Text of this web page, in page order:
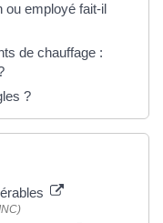
ou employé fait-il
de chauffage :
?